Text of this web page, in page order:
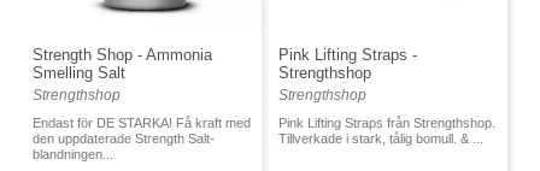
Strength Shop - Ammonia
Smelling Salt
Strengthshop
Endast för DE STARKA! Få kraft med
den uppdaterade Strength Salt-
blandningen...
Pink Lifting Straps -
Strengthshop
Strengthshop
Pink Lifting Straps från Strengthshop.
Tillverkade i stark, tålig bomull. & ...